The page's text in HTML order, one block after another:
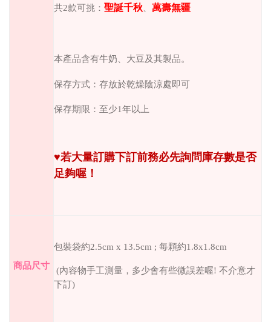
共2款可挑： 聖誕千秋、 萬壽無疆
本產品含有牛奶、大豆及其製品。
保存方式：存放於乾燥陰涼處即可
保存期限：至少1年以上
♥︎若大量訂購下訂前務必先詢問庫存數是否
足夠喔！
商品尺寸
包裝袋約2.5cm x 13.5cm ; 每顆約1.8x1.8cm
(內容物手工測量，多少會有些微誤差喔! 不介意才
下訂)